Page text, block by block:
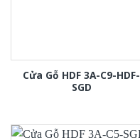
Cửa Gỗ HDF 3A-C9-HDF-
SGD